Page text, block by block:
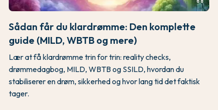
Sådan får du klardrømme: Den komplette
guide (MILD, WBTB og mere)
Lær at få klardrømme trin for trin: reality checks,
drømmedagbog, MILD, WBTB og SSILD, hvordan du
stabiliserer en drøm, sikkerhed og hvor lang tid det faktisk
tager.